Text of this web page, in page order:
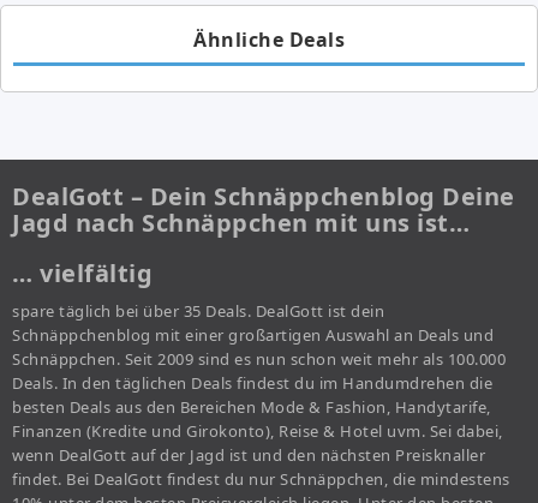
Ähnliche Deals
DealGott – Dein Schnäppchenblog Deine
Jagd nach Schnäppchen mit uns ist…
… vielfältig
spare täglich bei über 35 Deals. DealGott ist dein
Schnäppchenblog mit einer großartigen Auswahl an Deals und
Schnäppchen. Seit 2009 sind es nun schon weit mehr als 100.000
Deals. In den täglichen Deals findest du im Handumdrehen die
besten Deals aus den Bereichen Mode & Fashion, Handytarife,
Finanzen (Kredite und Girokonto), Reise & Hotel uvm. Sei dabei,
wenn DealGott auf der Jagd ist und den nächsten Preisknaller
findet. Bei DealGott findest du nur Schnäppchen, die mindestens